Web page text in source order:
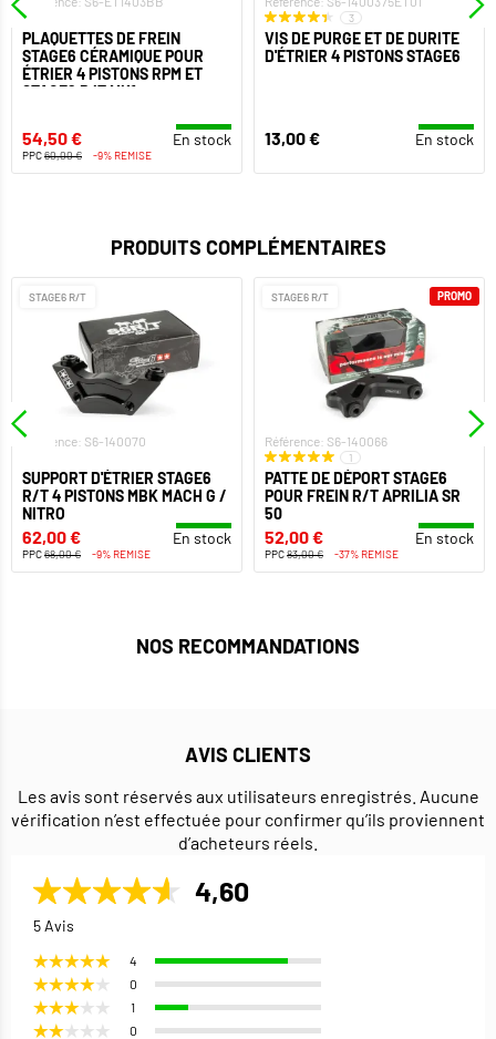
PLAQUETTES DE FREIN
STAGE6 CÉRAMIQUE POUR
ÉTRIER 4 PISTONS RPM ET
STAGE6 R/T MK1
54,50 € En stock
PPC60,00 € -9% REMISE
3
VIS DE PURGE ET DE DURITE
D'ÉTRIER 4 PISTONS STAGE6
13,00 € En stock
PRODUITS COMPLÉMENTAIRES
STAGE6 R/T
Référence: S6-140070
SUPPORT D'ÉTRIER STAGE6
R/T 4 PISTONS MBK MACH G /
NITRO
62,00 € En stock
PPC68,00 € -9% REMISE
STAGE6 R/T
Référence: S6-140066
1
PATTE DE DÉPORT STAGE6
POUR FREIN R/T APRILIA SR
50
52,00 € En stock
PPC83,00 € -37% REMISE
PROMO
NOS RECOMMANDATIONS
AVIS CLIENTS
Les avis sont réservés aux utilisateurs enregistrés. Aucune
vérification n’est effectuée pour confirmer qu’ils proviennent
d’acheteurs réels.
4,60
5 Avis
4
0
1
0